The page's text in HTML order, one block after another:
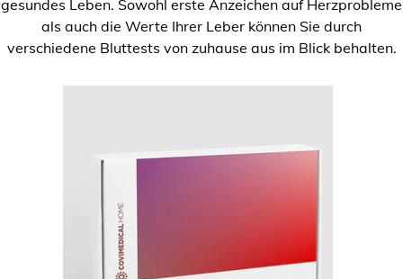
gesundes Leben. Sowohl erste Anzeichen auf Herzprobleme
als auch die Werte Ihrer Leber können Sie durch
verschiedene Bluttests von zuhause aus im Blick behalten.